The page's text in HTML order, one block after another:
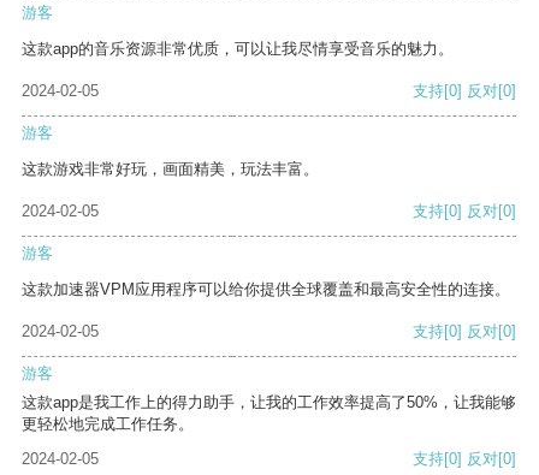
游客
这款app的音乐资源非常优质，可以让我尽情享受音乐的魅力。
2024-02-05 支持[0] 反对[0]
游客
这款游戏非常好玩，画面精美，玩法丰富。
2024-02-05 支持[0] 反对[0]
游客
这款加速器VPM应用程序可以给你提供全球覆盖和最高安全性的连接。
2024-02-05 支持[0] 反对[0]
游客
这款app是我工作上的得力助手，让我的工作效率提高了50%，让我能够
更轻松地完成工作任务。
2024-02-05
支持[0] 反对[0]